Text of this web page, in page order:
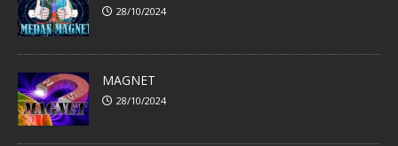
28/10/2024
MAGNET
28/10/2024